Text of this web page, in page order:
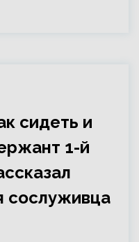
сидеть и
1-й
сослуживца